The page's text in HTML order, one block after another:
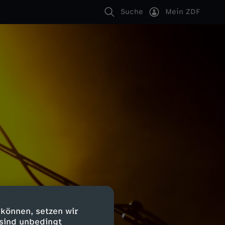
setzen wir
unbedingt
Suche Mein ZDF